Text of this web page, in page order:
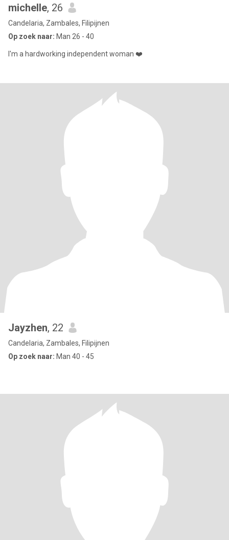
michelle, 26
Candelaria, Zambales, Filipijnen
Op zoek naar: Man 26 - 40
I'm a hardworking independent woman ❤️
Jayzhen, 22
Candelaria, Zambales, Filipijnen
Op zoek naar: Man 40 - 45